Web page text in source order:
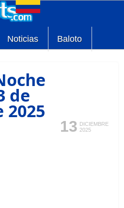
Noticias Baloto
de
2025
13 DICIEMBRE
2025